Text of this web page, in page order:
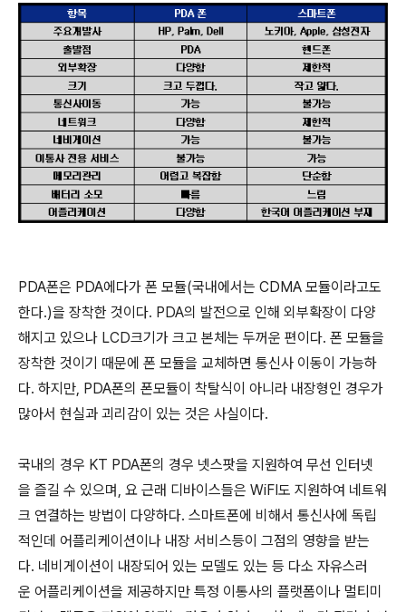
PDA폰은 PDA에다가 폰 모듈(국내에서는 CDMA 모듈이라고도
한다.)을 장착한 것이다. PDA의 발전으로 인해 외부확장이 다양
해지고 있으나 LCD크기가 크고 본체는 두꺼운 편이다. 폰 모듈을
장착한 것이기 때문에 폰 모듈을 교체하면 통신사 이동이 가능하
다. 하지만, PDA폰의 폰모듈이 착탈식이 아니라 내장형인 경우가
많아서 현실과 괴리감이 있는 것은 사실이다.
국내의 경우 KT PDA폰의 경우 넷스팟을 지원하여 무선 인터넷
을 즐길 수 있으며, 요 근래 디바이스들은 WiFI도 지원하여 네트워
크 연결하는 방법이 다양하다. 스마트폰에 비해서 통신사에 독립
적인데 어플리케이션이나 내장 서비스등이 그점의 영향을 받는
다. 네비게이션이 내장되어 있는 모델도 있는 등 다소 자유스러
운 어플리케이션을 제공하지만 특정 이통사의 플랫폼이나 멀티미